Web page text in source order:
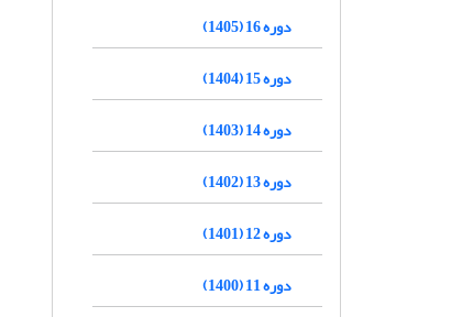
دوره 16 (1405)
دوره 15 (1404)
دوره 14 (1403)
دوره 13 (1402)
دوره 12 (1401)
دوره 11 (1400)